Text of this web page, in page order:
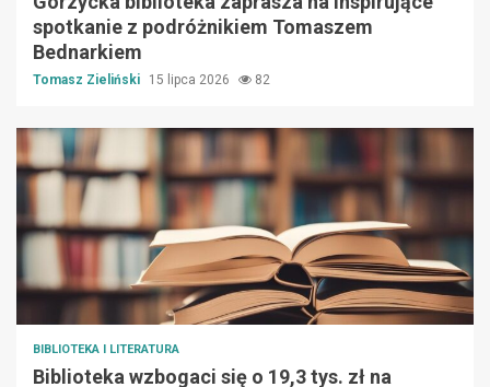
spotkanie z podróżnikiem Tomaszem
Bednarkiem
Tomasz Zieliński 15 lipca 2026 82
BIBLIOTEKA I LITERATURA
Biblioteka wzbogaci się o 19,3 tys. zł na